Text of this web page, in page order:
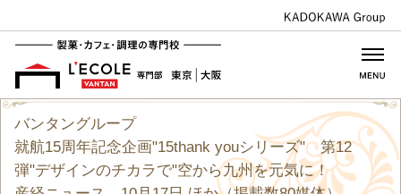
バンタングループ
就航15周年記念企画"15thank youシリーズ" 第12
弾"デザインのチカラで"空から九州を元気に！